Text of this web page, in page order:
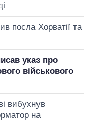
посла Хорватії та
указ про
військового
вибухнув
на